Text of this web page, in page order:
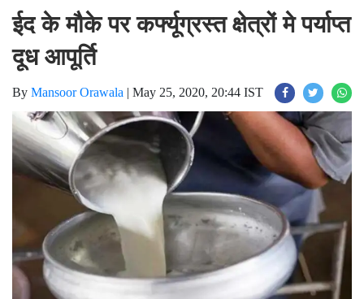
ईद के मौके पर कर्फ्यूग्रस्त क्षेत्रों मे पर्याप्त
दूध आपूर्ति
By Mansoor Orawala | May 25, 2020, 20:44 IST